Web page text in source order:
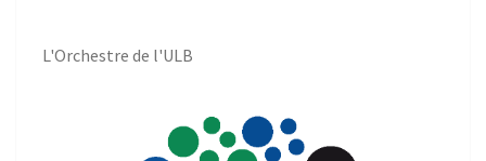
L'Orchestre de l'ULB